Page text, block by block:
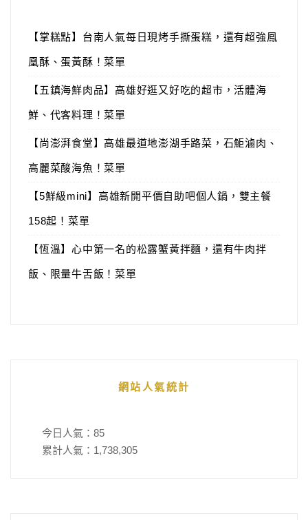
【掌糕點】台南人氣每日現烤手撕蛋糕，還有超強鳳
凰酥、蛋黃酥！菜單
【五鎮海鮮肉品】高雄好逛又好吃的超市，活體海
鮮、代客料理！菜單
【尚澎湃食堂】高雄最道地澎湖手路菜，石鮔滷肉、
高麗菜酸海魚！菜單
【5鮮級mini】高雄新開平價自助吧個人鍋，雙主餐
158起！菜單
【恆溫】心中第一名的松露蟹黃拌麵，還有牛肉拌
飯、限量牛舌飯！菜單
網站人氣統計
今日人氣： 85
累計人氣： 1,738,305